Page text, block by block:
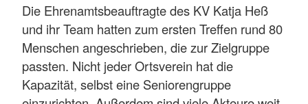
Die Ehrenamtsbeauftragte des KV Katja Heß
und ihr Team hatten zum ersten Treffen rund 80
Menschen angeschrieben, die zur Zielgruppe
passten. Nicht jeder Ortsverein hat die
Kapazität, selbst eine Seniorengruppe